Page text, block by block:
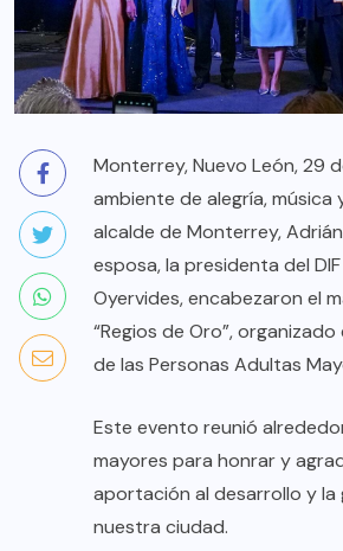
Monterrey, Nuevo León, 29
ambiente de alegría, música
alcalde de Monterrey,
esposa, la presidenta del
Oyervides, encabezaron el
“Regios de Oro”,
de las Personas Adultas
Este evento reunió
mayores para honrar y
aportación al desarrollo y la
nuestra ciudad.